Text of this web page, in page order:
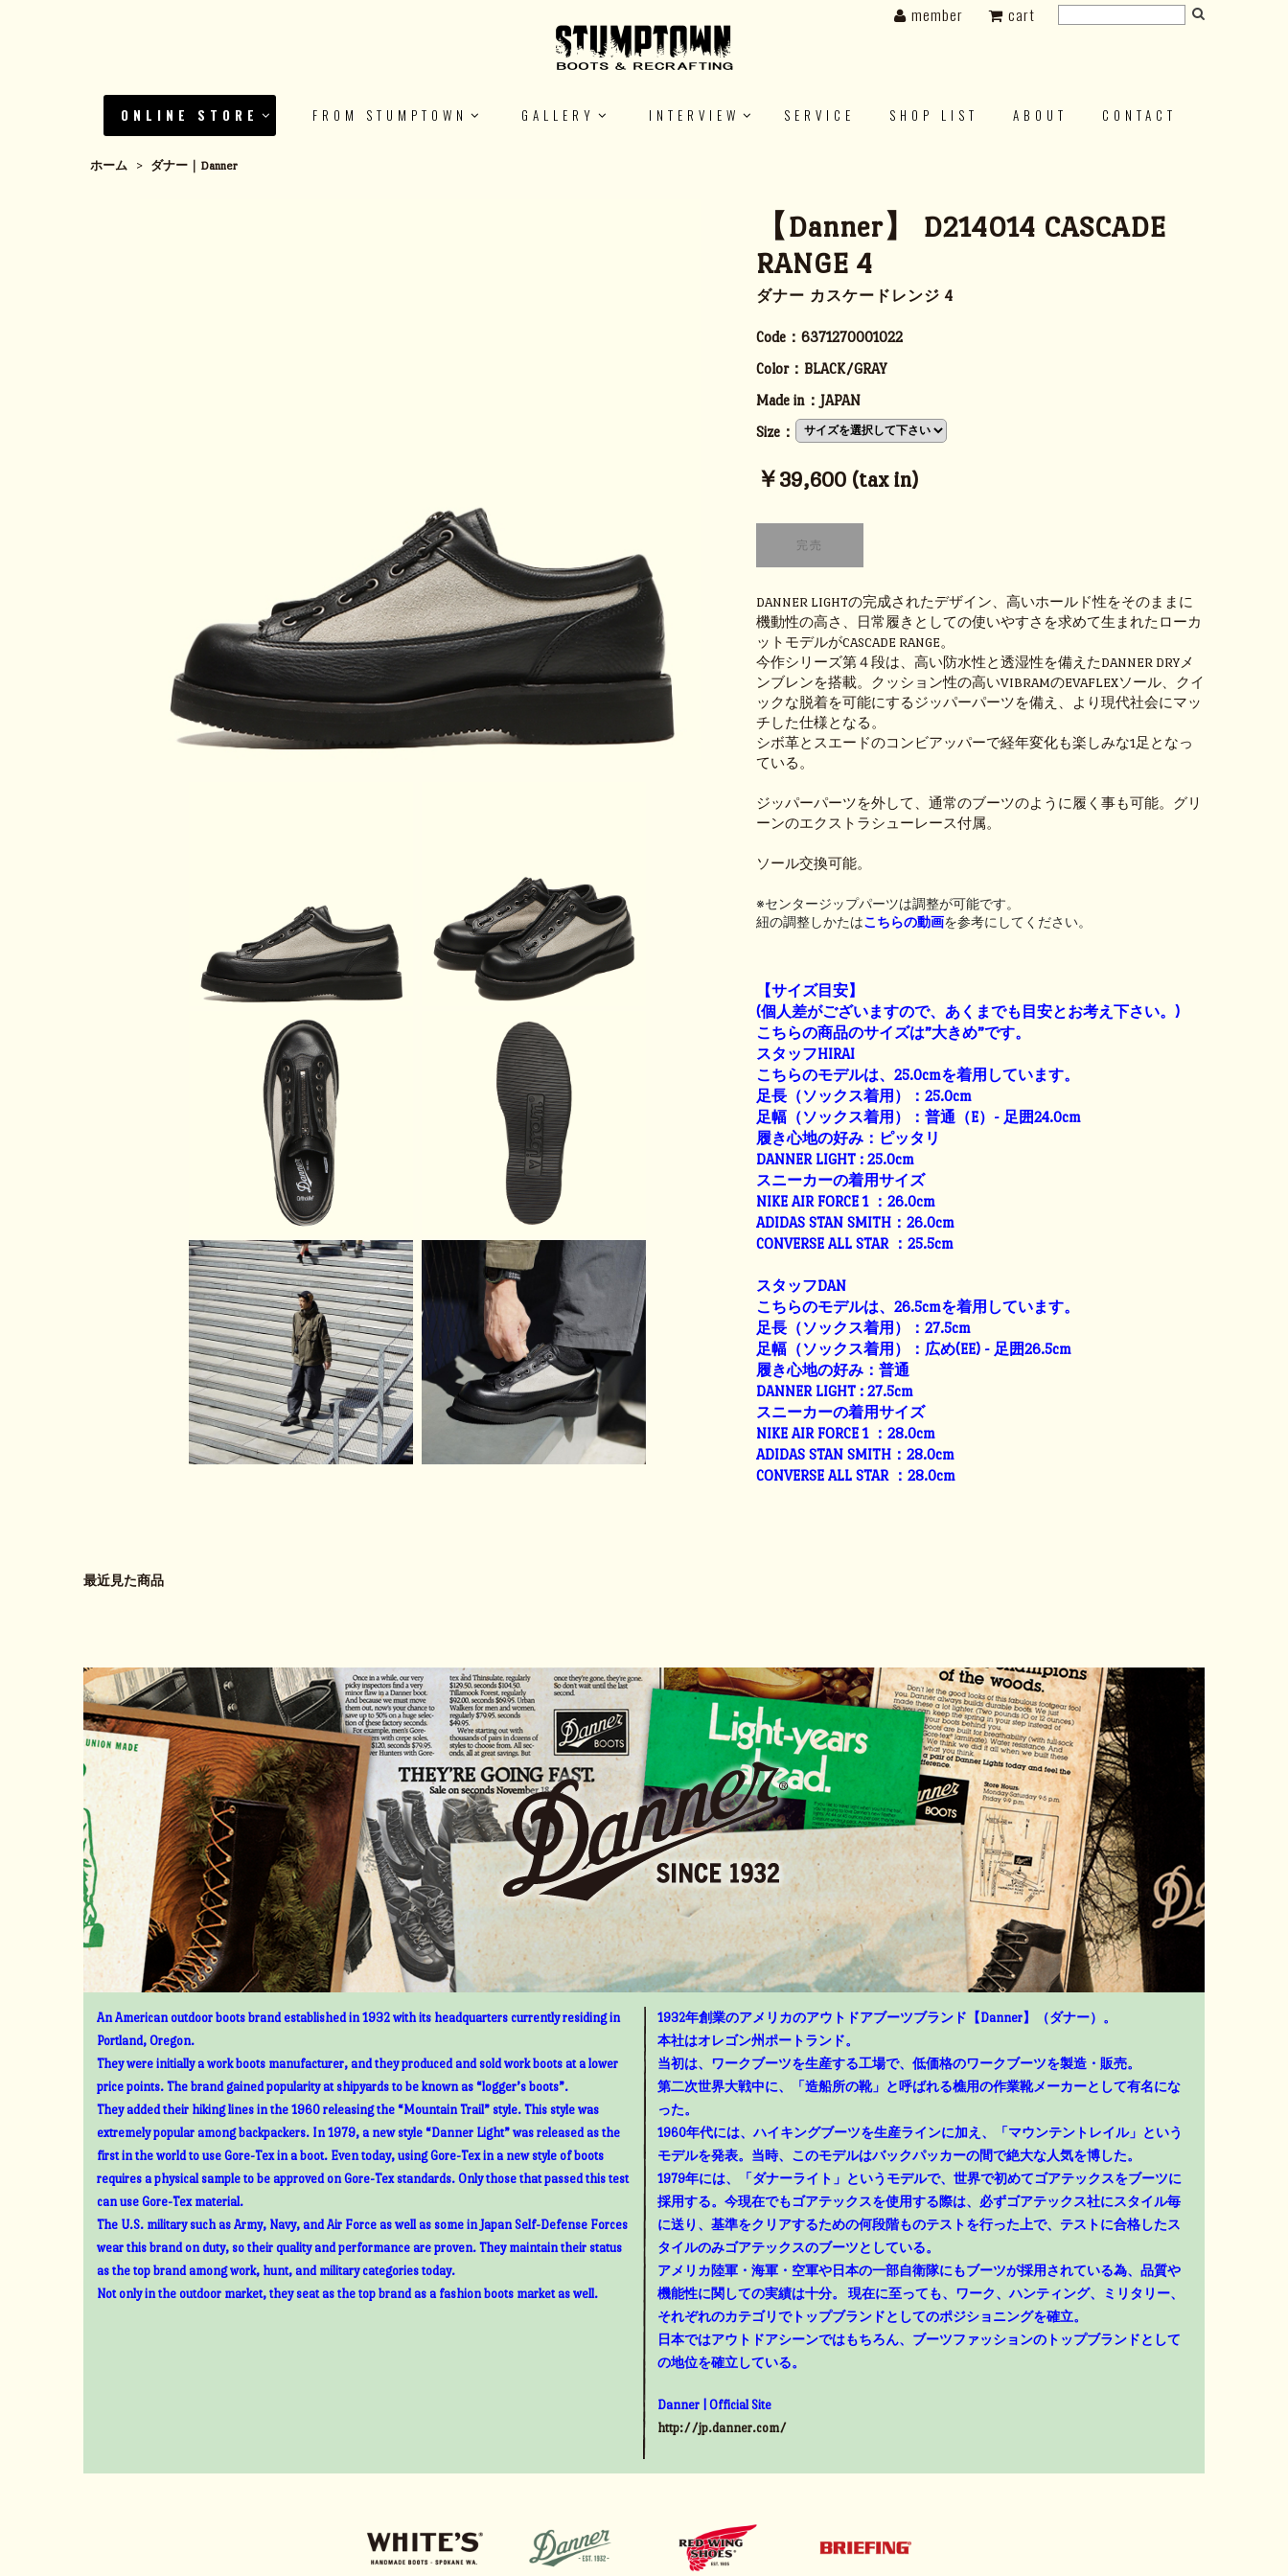
ONLINE STORE FROM STUMPTOWN GALLERY INTERVIEW SERVICE SHOP LIST ABOUT CONTACT
member cart
ホーム > ダナー｜Danner
【Danner】 D214014 CASCADE
RANGE 4
ダナー カスケードレンジ 4
Code： 6371270001022
Color： BLACK/GRAY
Made in： JAPAN
Size：
￥39,600 (tax in)
DANNER LIGHTの完成されたデザイン、高いホールド性をそのままに
機動性の高さ、日常履きとしての使いやすさを求めて生まれたローカ
ットモデルがCASCADE RANGE。
今作シリーズ第４段は、高い防水性と透湿性を備えたDANNER DRYメ
ンブレンを搭載。クッション性の高いVIBRAMのEVAFLEXソール、クイ
ックな脱着を可能にするジッパーパーツを備え、より現代社会にマッ
チした仕様となる。
シボ革とスエードのコンビアッパーで経年変化も楽しみな1足となっ
ている。
ジッパーパーツを外して、通常のブーツのように履く事も可能。グリ
ーンのエクストラシューレース付属。
ソール交換可能。
※センタージップパーツは調整が可能です。
紐の調整しかたはこちらの動画を参考にしてください。
【サイズ目安】
(個人差がございますので、あくまでも目安とお考え下さい。)
こちらの商品のサイズは”大きめ”です。
スタッフHIRAI
こちらのモデルは、25.0cmを着用しています。
足長（ソックス着用）：25.0cm
足幅（ソックス着用）：普通（E）- 足囲24.0cm
履き心地の好み：ピッタリ
DANNER LIGHT : 25.0cm
スニーカーの着用サイズ
NIKE AIR FORCE 1 ：26.0cm
ADIDAS STAN SMITH：26.0cm
CONVERSE ALL STAR ：25.5cm
スタッフDAN
こちらのモデルは、26.5cmを着用しています。
足長（ソックス着用）：27.5cm
足幅（ソックス着用）：広め(EE) - 足囲26.5cm
履き心地の好み：普通
DANNER LIGHT : 27.5cm
スニーカーの着用サイズ
NIKE AIR FORCE 1 ：28.0cm
ADIDAS STAN SMITH：28.0cm
CONVERSE ALL STAR ：28.0cm
最近見た商品
An American outdoor boots brand established in 1932 with its headquarters currently residing in
Portland, Oregon.
They were initially a work boots manufacturer, and they produced and sold work boots at a lower
price points. The brand gained popularity at shipyards to be known as “logger’s boots”.
They added their hiking lines in the 1960 releasing the “Mountain Trail” style. This style was
extremely popular among backpackers. In 1979, a new style “Danner Light” was released as the
first in the world to use Gore-Tex in a boot. Even today, using Gore-Tex in a new style of boots
requires a physical sample to be approved on Gore-Tex standards. Only those that passed this test
can use Gore-Tex material.
The U.S. military such as Army, Navy, and Air Force as well as some in Japan Self-Defense Forces
wear this brand on duty, so their quality and performance are proven. They maintain their status
as the top brand among work, hunt, and military categories today.
Not only in the outdoor market, they seat as the top brand as a fashion boots market as well.
1932年創業のアメリカのアウトドアブーツブランド【Danner】（ダナー）。
本社はオレゴン州ポートランド。
当初は、ワークブーツを生産する工場で、低価格のワークブーツを製造・販売。
第二次世界大戦中に、「造船所の靴」と呼ばれる樵用の作業靴メーカーとして有名にな
った。
1960年代には、ハイキングブーツを生産ラインに加え、「マウンテントレイル」という
モデルを発表。当時、このモデルはバックパッカーの間で絶大な人気を博した。
1979年には、「ダナーライト」というモデルで、世界で初めてゴアテックスをブーツに
採用する。今現在でもゴアテックスを使用する際は、必ずゴアテックス社にスタイル毎
に送り、基準をクリアするための何段階ものテストを行った上で、テストに合格したス
タイルのみゴアテックスのブーツとしている。
アメリカ陸軍・海軍・空軍や日本の一部自衛隊にもブーツが採用されている為、品質や
機能性に関しての実績は十分。 現在に至っても、ワーク、ハンティング、ミリタリー、
それぞれのカテゴリでトップブランドとしてのポジショニングを確立。
日本ではアウトドアシーンではもちろん、ブーツファッションのトップブランドとして
の地位を確立している。
Danner | Official Site
http://jp.danner.com/